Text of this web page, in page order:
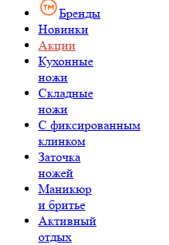
Бренды
Новинки
Акции
Кухонные
ножи
Складные
ножи
C фиксированным
клинком
Заточка
ножей
Маникюр
и бритье
Активный
отдых